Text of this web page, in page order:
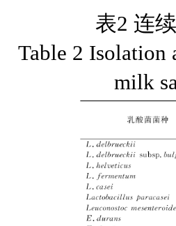
表2 连
Table 2 Isolation
milk